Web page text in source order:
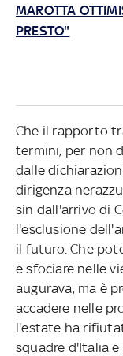
MAROTTA
PRESTO"
Che il rapporto
termini, per non
dalle
dirigenza
sin dall'arrivo di
l'esclusione
il futuro. Che
e sfociare nelle
augurava, ma è
accadere nelle
l'estate ha
squadre d'Italia